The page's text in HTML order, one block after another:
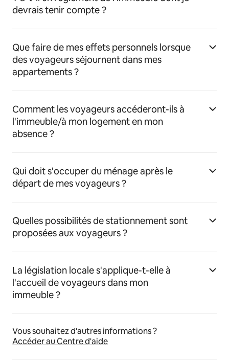
devrais tenir compte ?
Que faire de mes effets personnels lorsque
des voyageurs séjournent dans mes
appartements ?
Comment les voyageurs accéderont-ils à
l'immeuble/à mon logement en mon
absence ?
Qui doit s'occuper du ménage après le
départ de mes voyageurs ?
Quelles possibilités de stationnement sont
proposées aux voyageurs ?
La législation locale s'applique-t-elle à
l'accueil de voyageurs dans mon
immeuble ?
Vous souhaitez d'autres informations ?
Accéder au Centre d'aide